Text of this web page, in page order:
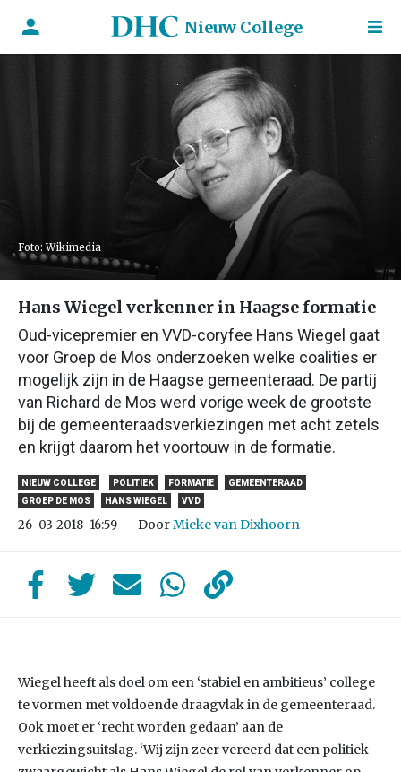
Nieuw College
Foto: Wikimedia
Hans Wiegel verkenner in Haagse formatie
Oud-vicepremier en VVD-coryfee Hans Wiegel gaat
voor Groep de Mos onderzoeken welke coalities er
mogelijk zijn in de Haagse gemeenteraad. De partij
van Richard de Mos werd vorige week de grootste
bij de gemeenteraadsverkiezingen met acht zetels
en krijgt daarom het voortouw in de formatie.
NIEUW COLLEGE POLITIEK FORMATIE
GEMEENTERAAD
GROEP DE MOS
HANS WIEGEL VVD
26-03-2018 16:59 DoorMieke van Dixhoorn
Wiegel heeft als doel om een ‘stabiel en ambitieus’ college
te vormen met voldoende draagvlak in de gemeenteraad.
Ook moet er ‘recht worden gedaan’ aan de
verkiezingsuitslag. ‘Wij zijn zeer vereerd dat een politiek